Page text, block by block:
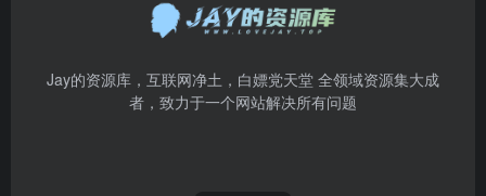
Jay的资源库，互联网净土，白嫖党天堂 全领域资源集大成
者，致力于一个网站解决所有问题